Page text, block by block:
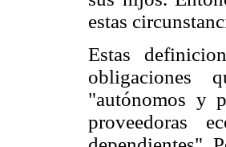
estas
Estas
obligaciones
"autónomos y
proveedoras